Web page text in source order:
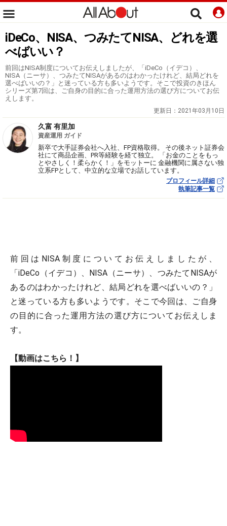
iDeCo、NISA、つみたてNISA、どれを選
べばいい？
前回はNISA制度についてお伝えしましたが、「iDeCo（イデコ）、
NISA（ニーサ）、つみたてNISAがあるのはわかったけれど、結局どれを
選べばいいの？」と迷っている方も多いようです。そこで投資のきほん
シリーズ第7回は、ご自身の目的に合った運用方法の選び方についてお伝
えします。
更新日： 2021年03月10日
久富 有里加
資産運用 ガイド
新卒で大手証券会社へ入社、FP資格取得。 その後ネット証券会
社にて商品企画、PR等経験を経て独立。 「お金のことをもっ
とやさしく！柔らかく！」をモットーに 金融機関に属さない独
立系FPとして、中立的な立場でお話しています。
プロフィール詳細
執筆記事一覧
前回はNISA制度についてお伝えしましたが、
「iDeCo（イデコ）、NISA（ニーサ）、つみたてNISAが
あるのはわかったけれど、結局どれを選べばいいの？」
と迷っている方も多いようです。そこで今回は、ご自身
の目的に合った運用方法の選び方についてお伝えしま
す。
【動画はこちら！】